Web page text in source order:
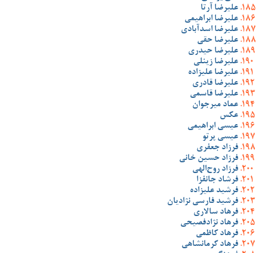
علیرضا آرتا
علیرضا ابراهیمی
علیرضا اسدآبادی
علیرضا حقی
علیرضا حیدری
علیرضا زینلی
علیرضا علیزاده
علیرضا قادری
علیرضا قاسمی
عماد میرجوان
عکس
عیسی ابراهیمی
عیسی پرتو
فرزاد جعفری
فرزاد حسین خانی
فرزاد روح‌الهی
فرشاد جانفزا
فرشید علیزاده
فرشید فارسی نژادیان
فرهاد سالاری
فرهاد نژادفصیحی
فرهاد کاظمی
فرهاد کرمانشاهی